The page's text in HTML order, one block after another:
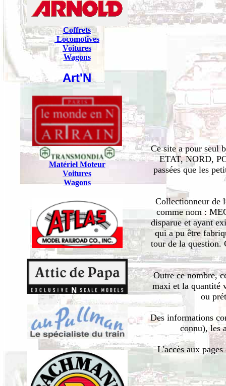
Coffrets
Locomotives
Voitures
Wagons
Art'N
Matériel Moteur
Voitures
Wagons
Ce site a pour seul
ETAT, NORD,
passées que les
Collectionneur de
comme nom :
disparue et ayant
qui a pu être
tour de la question.
Outre ce nombre,
maxi et la quantité
ou
Des informations
connu), les
L'accès aux